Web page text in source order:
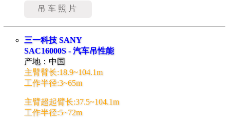
吊车照片
三一科技 SANY
SAC16000S - 汽车吊性能
产地：中国
主臂臂长:18.9~104.1m
工作半径:3~65m
主臂超起臂长:37.5~104.1m
工作半径:5~72m